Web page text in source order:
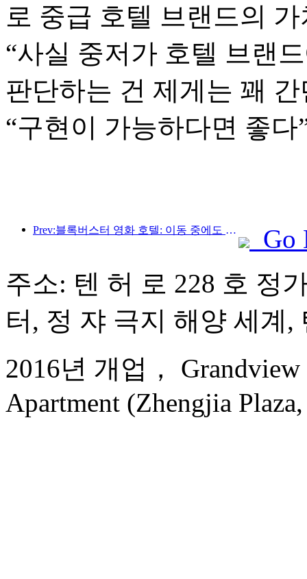
로 중급 호텔 브랜드의
“사실 중저가 호텔 브랜
판단하는 건 제게는 꽤
“구현이 가능하다면 좋
Prev:블록버스터 영화 호텔: 이동 중에도 영화의 꿈을 꾸는 공장
Go
주소: 텐 허 로 228 호 정
터, 정 쟈 극지 해양 세계,
2016년 개업， Grandview
Apartment (Zhengjia